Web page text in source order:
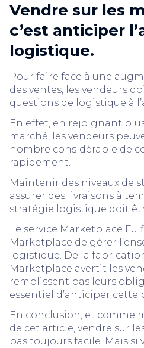
Vendre sur les
c’est anticiper
logistique.
Pour faire face à une
des ventes, les vendeurs
questions de logistique à
En effet, en rejoignant
marché, les vendeurs
nombre considérable de
rapidement.
Maintenir des niveaux de
assurer des livraisons à
stratégie logistique doit
Le service Marketplace
Marketplace de gérer
logistique. De la
Marketplace avertit les
remplissent pas leurs
essentiel d’anticiper cette
En conclusion, et comme
de cet article, vendre sur
pas toujours facile. Mais si